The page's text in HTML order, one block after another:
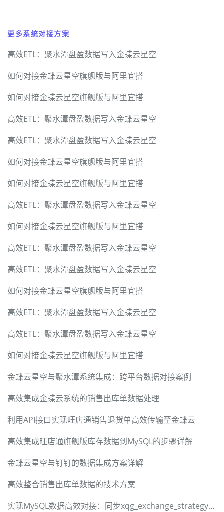
更多系统对接方案
高效ETL：聚水潭盘盈数据写入金蝶云星空
如何对接金蝶云星空旗舰版与阿里宜搭
如何对接金蝶云星空旗舰版与阿里宜搭
高效ETL：聚水潭盘盈数据写入金蝶云星空
高效ETL：聚水潭盘盈数据写入金蝶云星空
如何对接金蝶云星空旗舰版与阿里宜搭
如何对接金蝶云星空旗舰版与阿里宜搭
高效ETL：聚水潭盘盈数据写入金蝶云星空
如何对接金蝶云星空旗舰版与阿里宜搭
高效ETL：聚水潭盘盈数据写入金蝶云星空
高效ETL：聚水潭盘盈数据写入金蝶云星空
如何对接金蝶云星空旗舰版与阿里宜搭
高效ETL：聚水潭盘盈数据写入金蝶云星空
高效ETL：聚水潭盘盈数据写入金蝶云星空
如何对接金蝶云星空旗舰版与阿里宜搭
金蝶云星空与聚水潭系统集成：跨平台数据对接案例
高效集成金蝶云系统的销售出库单数据处理
利用API接口实现旺店通销售退货单高效传输至金蝶云
高效集成旺店通旗舰版库存数据到MySQL的步骤详解
金蝶云星空与钉钉的数据集成方案详解
高效整合销售出库单数据的技术方案
实现MySQL数据高效对接：同步xqg_exchange_strategy_throwable到日志